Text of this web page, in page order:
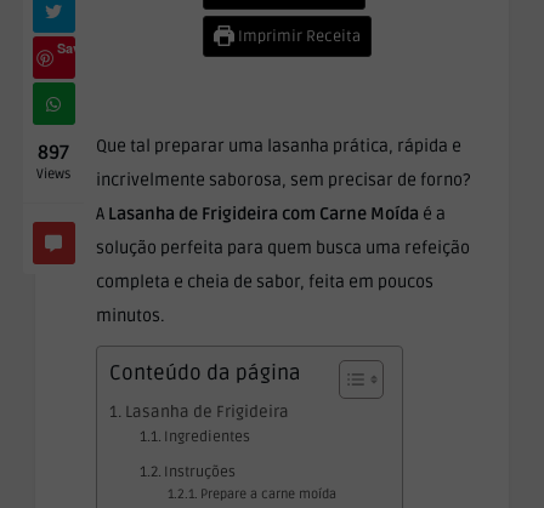
Save
897
Views
Imprimir Receita
Que tal preparar uma lasanha prática, rápida e
incrivelmente saborosa, sem precisar de forno?
A Lasanha de Frigideira com Carne Moída é a
solução perfeita para quem busca uma refeição
completa e cheia de sabor, feita em poucos
minutos.
Conteúdo da página
Lasanha de Frigideira
Ingredientes
Instruções
Prepare a carne moída